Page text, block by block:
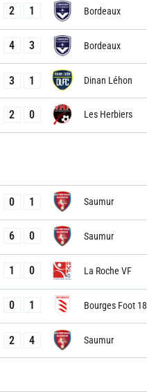
2 1 Bordeaux
4 3 Bordeaux
3 1 Dinan Léhon
2 0 Les Herbiers
0 1 Saumur
6 0 Saumur
1 0 La Roche VF
0 1 Bourges Foot 18
2 4 Saumur